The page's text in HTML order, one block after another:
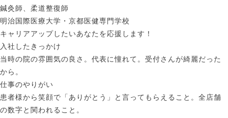
鍼灸師、柔道整復師
明治国際医療大学・京都医健専門学校
キャリアアップしたいあなたを応援します！
入社したきっかけ
当時の院の雰囲気の良さ。代表に憧れて。受付さんが綺麗だった
から。
仕事のやりがい
患者様から笑顔で「ありがとう」と言ってもらえること。全店舗
の数字と関われること。